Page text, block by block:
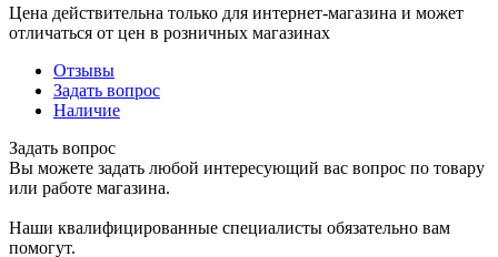
Цена действительна только для интернет-магазина и может
отличаться от цен в розничных магазинах
Отзывы
Задать вопрос
Наличие
Задать вопрос
Вы можете задать любой интересующий вас вопрос по товару
или работе магазина.
Наши квалифицированные специалисты обязательно вам
помогут.